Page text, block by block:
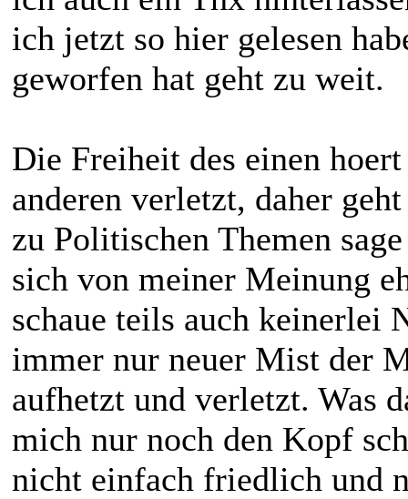
ich jetzt so hier gelesen
geworfen hat geht zu weit.
Die Freiheit des einen
anderen verletzt, daher
zu Politischen Themen
sich von meiner Meinung
schaue teils auch keinerlei
immer nur neuer Mist der
aufhetzt und verletzt. Was
mich nur noch den Kopf
nicht einfach friedlich und